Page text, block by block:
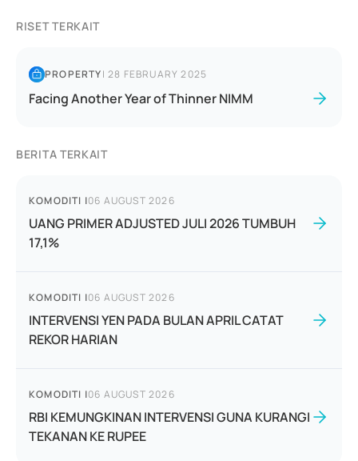
RISET TERKAIT
PROPERTY|28 FEBRUARY 2025
Facing Another Year of Thinner NIMM
BERITA TERKAIT
KOMODITI |06 AUGUST 2026
UANG PRIMER ADJUSTED JULI 2026 TUMBUH
17,1%
KOMODITI |06 AUGUST 2026
INTERVENSI YEN PADA BULAN APRIL CATAT
REKOR HARIAN
KOMODITI |06 AUGUST 2026
RBI KEMUNGKINAN INTERVENSI GUNA KURANGI
TEKANAN KE RUPEE